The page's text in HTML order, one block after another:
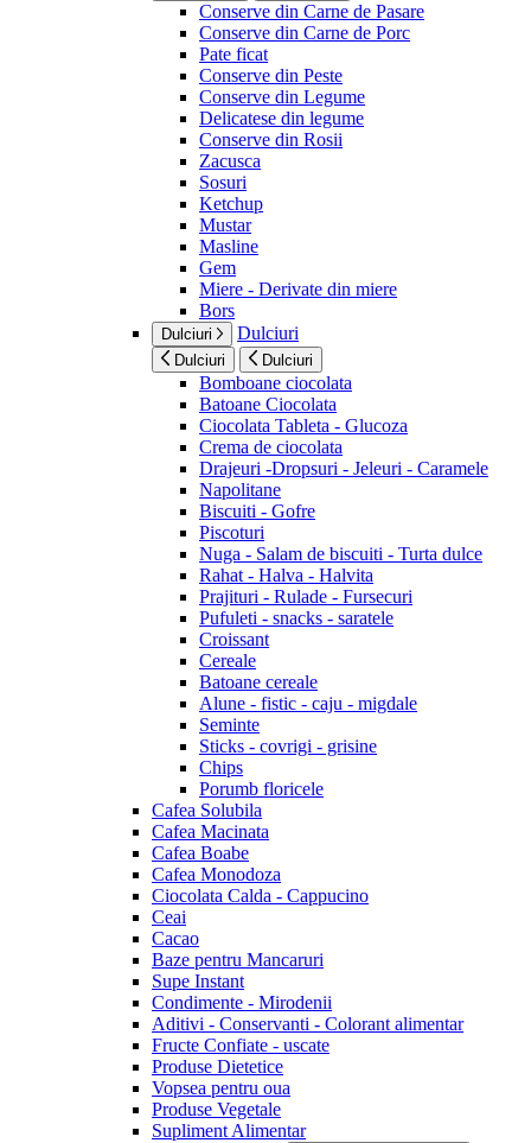
Conserve din Carne de Pasare
Conserve din Carne de Porc
Pate ficat
Conserve din Peste
Conserve din Legume
Delicatese din legume
Conserve din Rosii
Zacusca
Sosuri
Ketchup
Mustar
Masline
Gem
Miere - Derivate din miere
Bors
Dulciuri Dulciuri
Dulciuri Dulciuri
Bomboane ciocolata
Batoane Ciocolata
Ciocolata Tableta - Glucoza
Crema de ciocolata
Drajeuri -Dropsuri - Jeleuri - Caramele
Napolitane
Biscuiti - Gofre
Piscoturi
Nuga - Salam de biscuiti - Turta dulce
Rahat - Halva - Halvita
Prajituri - Rulade - Fursecuri
Pufuleti - snacks - saratele
Croissant
Cereale
Batoane cereale
Alune - fistic - caju - migdale
Seminte
Sticks - covrigi - grisine
Chips
Porumb floricele
Cafea Solubila
Cafea Macinata
Cafea Boabe
Cafea Monodoza
Ciocolata Calda - Cappucino
Ceai
Cacao
Baze pentru Mancaruri
Supe Instant
Condimente - Mirodenii
Aditivi - Conservanti - Colorant alimentar
Fructe Confiate - uscate
Produse Dietetice
Vopsea pentru oua
Produse Vegetale
Supliment Alimentar